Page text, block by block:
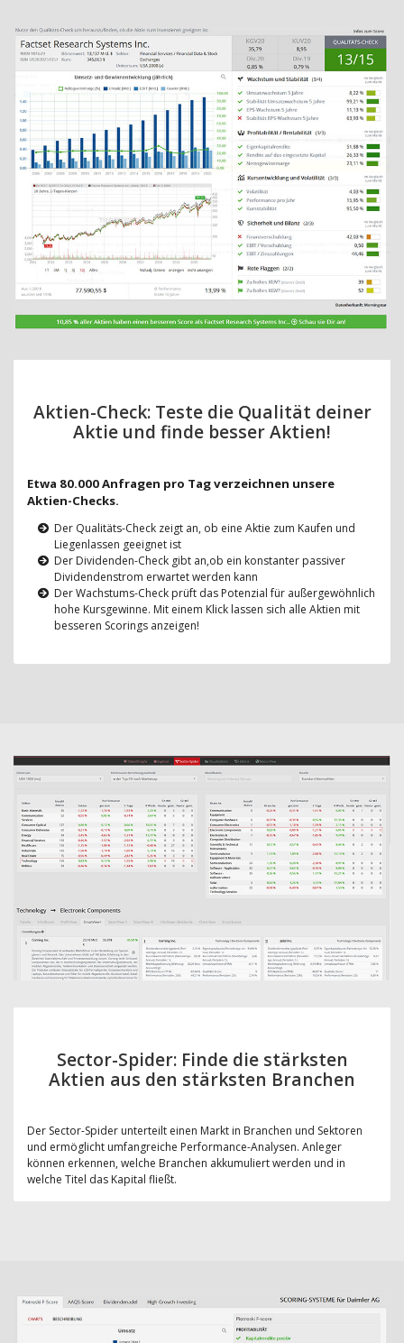
Aktien-Check: Teste die Qualität deiner
Aktie und finde besser Aktien!
Etwa 80.000 Anfragen pro Tag verzeichnen unsere
Aktien-Checks.
Der Qualitäts-Check zeigt an, ob eine Aktie zum Kaufen und
Liegenlassen geeignet ist
Der Dividenden-Check gibt an,ob ein konstanter passiver
Dividendenstrom erwartet werden kann
Der Wachstums-Check prüft das Potenzial für außergewöhnlich
hohe Kursgewinne. Mit einem Klick lassen sich alle Aktien mit
besseren Scorings anzeigen!
Sector-Spider: Finde die stärksten
Aktien aus den stärksten Branchen
Der Sector-Spider unterteilt einen Markt in Branchen und Sektoren
und ermöglicht umfangreiche Performance-Analysen. Anleger
können erkennen, welche Branchen akkumuliert werden und in
welche Titel das Kapital fließt.